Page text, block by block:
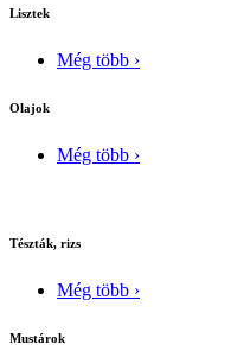
Lisztek
Még több ›
Olajok
Még több ›
Tészták, rizs
Még több ›
Mustárok